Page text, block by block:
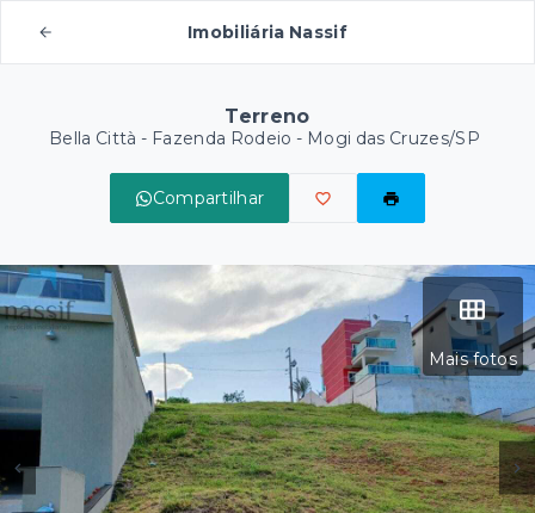
Imobiliária Nassif
Terreno
Bella Città - Fazenda Rodeio - Mogi das Cruzes/SP
Compartilhar
Mais fotos